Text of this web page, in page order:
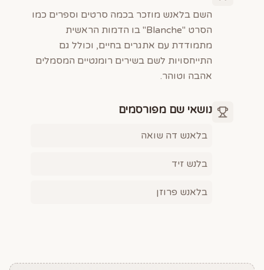
השם בלאנש מוזכר בכמה סרטים וספרים כמו
הסרט "Blanche" בו הדמות הראשית
מתמודדת עם אתגרים בחיים, וכולל גם
התייחסויות לשם בשירים רומנטיים המסמלים
אהבה וטוהר.
נושאי שם מפורסמים
בלאנש דה שואה
בלנש זיד
בלאנש פרוזן